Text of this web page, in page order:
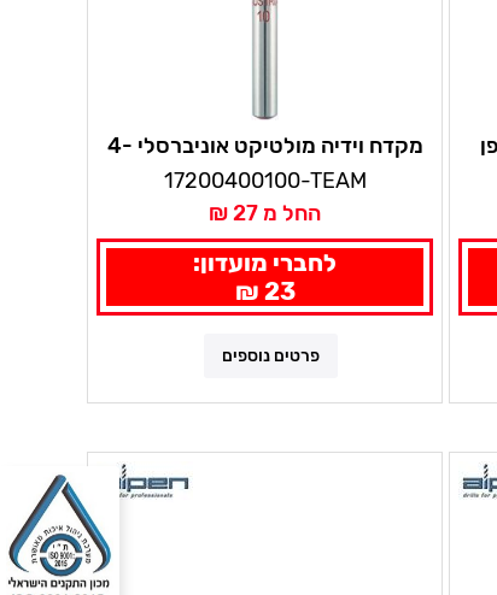
מקדח וידיה מולטיקט אוניברסלי 4-
10 מ"מ לקידוח באבן, בטון, מתכות, עץ
ועוד אלפן
17200400100-TEAM
החל מ 27 ₪
לחברי מועדון:
23 ₪
פרטים נוספים